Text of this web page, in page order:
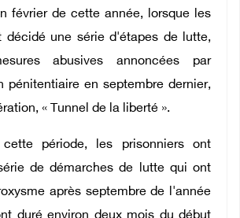
février de cette année, lorsque les
décidé une série d'étapes de lutte,
abusives annoncées par
pénitentiaire en septembre dernier,
« Tunnel de la liberté ».
période, les prisonniers ont
de démarches de lutte qui ont
après septembre de l'année